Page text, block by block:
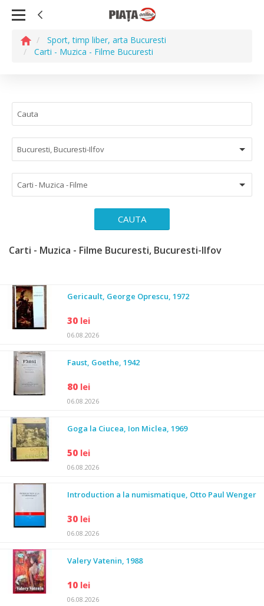
Sport, timp liber, arta Bucuresti
Carti - Muzica - Filme Bucuresti
Bucuresti, Bucuresti-Ilfov
Carti - Muzica - Filme
CAUTA
Carti - Muzica - Filme Bucuresti, Bucuresti-Ilfov
Gericault, George Oprescu, 1972
30 lei
06.08.2026
Faust, Goethe, 1942
80 lei
06.08.2026
Goga la Ciucea, Ion Miclea, 1969
50 lei
06.08.2026
Introduction a la numismatique, Otto Paul Wenger
30 lei
06.08.2026
Valery Vatenin, 1988
10 lei
06.08.2026